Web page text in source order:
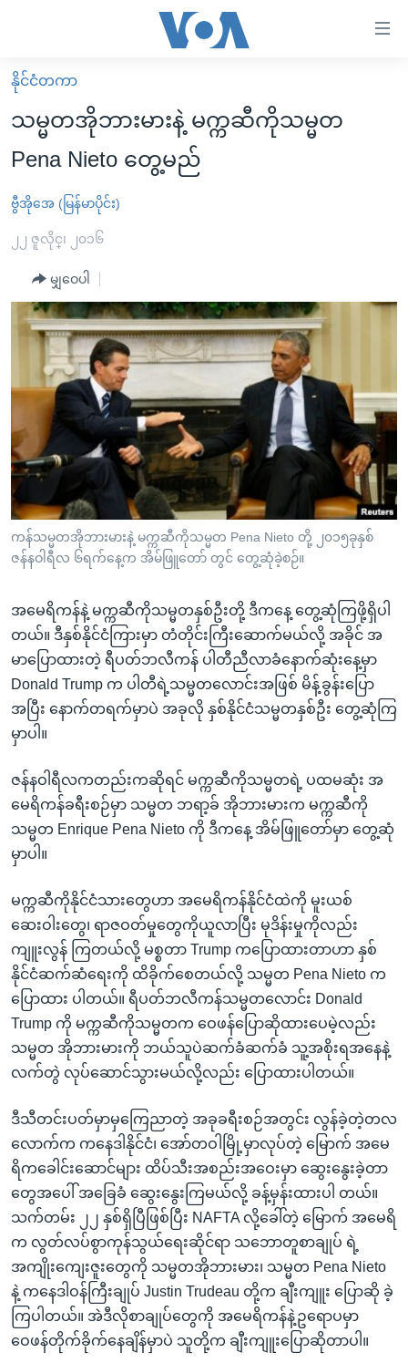
လွယ်ကူ
စေ
သည့်
များ
ပင်မ
ကျော်
ကြည့်
ပင်မ
ညွန်း
စာမျက်နှာ
သို့
ကျော်
ကြည့်
ရန်
ရန်
နေရာ
သို့
ကျော်
ရန်
မူလစာမျက်နှာ
မြန်မာ
ကမ္ဘာ့သတင်းများ
နိုင်ငံတကာ
အစ္စရေး-ပါလက်စတိုင်း
ဗွီဒီယို
သတင်းလွတ်လပ်ခွင့်
အင်္ဂလိပ်စာလေ့လာမယ်
အမေရိကန်သုံးအီဒီယံ
မကြေးမုံရဲ့ အင်္ဂလိပ်စာ
ရုပ်ရှင်ထဲက အင်္ဂလိပ်စာ
သုတပဒေသာ အင်္ဂလိပ်စာ
အပတ်စဉ်ကဏ္ဍများ
ရေဒီယို
တီဗွီ
ရေဒီယိုနှင့်ရုပ်သံ အချက်အလက်များ
ရေဒီယို/တီဗွီအစီအစဉ်
Learning English
ဗွီအိုအေ လူမှုကွန်ယက်များ
နိုင်ငံတကာ
သမ္မတအိုဘားမားနဲ့ မက္ကဆီကိုသမ္မတ
Pena Nieto တွေ့မည်
ဗွီအိုအေ (မြန်မာပိုင်း)
၂၂ ဇူလိုင္၊ ၂၀၁၆
မျှဝေပါ
ကန်သမ္မတအိုဘားမားနဲ့ မက္ကဆီကိုသမ္မတ Pena Nieto တို့ ၂၀၁၅ခုနှစ်
ဇန်နဝါရီလ ၆ရက်နေ့က အိမ်ဖြူတော် တွင် တွေ့ဆုံခဲ့စဉ်။
အမေရိကန်နဲ့ မက္ကဆီကိုသမ္မတနှစ်ဦးတို့ ဒီကနေ့ တွေ့ဆုံကြဖို့ရှိပါ
တယ်။ ဒီနှစ်နိုင်ငံကြားမှာ တံတိုင်းကြီးဆောက်မယ်လို့ အခိုင် အ
မာပြောထားတဲ့ ရီပတ်ဘလီကန် ပါတီညီလာခံနောက်ဆုံးနေ့မှာ
Donald Trump က ပါတီရဲ့သမ္မတလောင်းအဖြစ် မိန့်ခွန်းပြော
အပြီး နောက်တရက်မှာပဲ အခုလို နှစ်နိုင်ငံသမ္မတနှစ်ဦး တွေ့ဆုံကြ
မှာပါ။
ဇန်နဝါရီလကတည်းကဆိုရင် မက္ကဆီကိုသမ္မတရဲ့ ပထမဆုံး အ
မေရိကန်ခရီးစဉ်မှာ သမ္မတ ဘရာ့ခ် အိုဘားမားက မက္ကဆီကို
သမ္မတ Enrique Pena Nieto ကို ဒီကနေ့ အိမ်ဖြူတော်မှာ တွေ့ဆုံ
မှာပါ။
မက္ကဆီကိုနိုင်ငံသားတွေဟာ အမေရိကန်နိုင်ငံထဲကို မူးယစ်
ဆေးဝါးတွေ၊ ရာဇဝတ်မှုတွေကိုယူလာပြီး မုဒိန်းမှုကိုလည်း
ကျူးလွန် ကြတယ်လို့ မစ္စတာ Trump ကပြောထားတာဟာ နှစ်
နိုင်ငံဆက်ဆံရေးကို ထိခိုက်စေတယ်လို့ သမ္မတ Pena Nieto က
ပြောထား ပါတယ်။ ရီပတ်ဘလီကန်သမ္မတလောင်း Donald
Trump ကို မက္ကဆီကိုသမ္မတက ဝေဖန်ပြောဆိုထားပေမဲ့လည်း
သမ္မတ အိုဘားမားကို ဘယ်သူပဲဆက်ခံဆက်ခံ သူ့အစိုးရအနေနဲ့
လက်တွဲ လုပ်ဆောင်သွားမယ်လို့လည်း ပြောထားပါတယ်။
ဒီသီတင်းပတ်မှာမှကြေညာတဲ့ အခုခရီးစဉ်အတွင်း လွန်ခဲ့တဲ့တလ
လောက်က ကနေဒါနိုင်ငံ၊ အော်တဝါမြို့မှာလုပ်တဲ့ မြောက် အမေ
ရိကခေါင်းဆောင်များ ထိပ်သီးအစည်းအဝေးမှာ ဆွေးနွေးခဲ့တာ
တွေအပေါ် အခြေခံ ဆွေးနွေးကြမယ်လို့ ခန့်မှန်းထားပါ တယ်။
သက်တမ်း ၂၂ နှစ်ရှိပြီဖြစ်ပြီး NAFTA လို့ခေါ်တဲ့ မြောက် အမေရိ
က လွတ်လပ်စွာကုန်သွယ်ရေးဆိုင်ရာ သဘောတူစာချုပ် ရဲ့
အကျိုးကျေးဇူးတွေကို သမ္မတအိုဘားမား၊ သမ္မတ Pena Nieto
နဲ့ ကနေဒါဝန်ကြီးချုပ် Justin Trudeau တို့က ချီးကျူး ပြောဆို ခဲ့
ကြပါတယ်။ အဲဒီလိုစာချုပ်တွေကို အမေရိကန်နဲ့ဥရောပမှာ
ဝေဖန်တိုက်ခိုက်နေချိန်မှာပဲ သူတို့က ချီးကျူးပြောဆိုတာပါ။